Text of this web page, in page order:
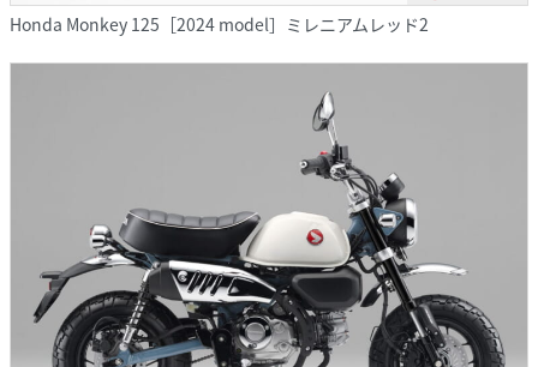
Honda Monkey 125［2024 model］ミレニアムレッド2